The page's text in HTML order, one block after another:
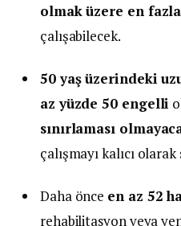
olmak üzere en
çalışabilecek.
50 yaş üzerindeki
az yüzde 50 engelli
sınırlaması
çalışmayı kalıcı
Daha önce en az 52
rehabilitasyon veya